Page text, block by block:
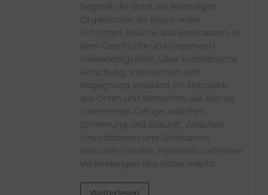
begreift die Stadt als lebendigen
Organismus: als Raum voller
Schichten, Brüche und Resonanzen, in
dem Geschichte und Gegenwart
ineinandergreifen. Über künstlerische
Forschung, Intervention und
Begegnung entstand ein Netzwerk
aus Orten und Menschen, das Kiel als
vibrierendes Gefüge zwischen
Erinnerung und Zukunft, zwischen
Unsichtbarem und Sichtbarem,
zwischen Trauma, Potenzial und neuen
Verbindungen neu lesbar macht.